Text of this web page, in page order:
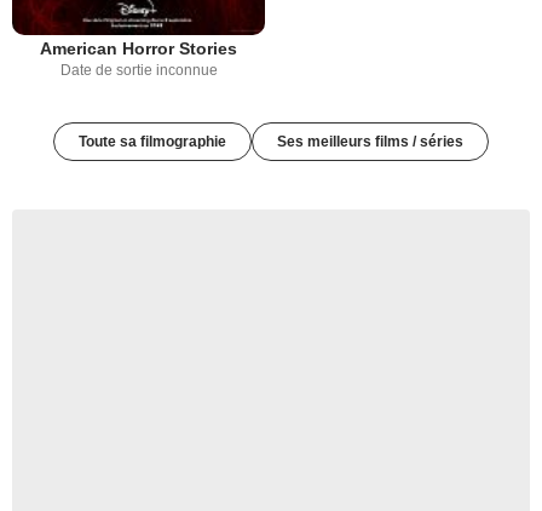
American Horror Stories
Date de sortie inconnue
Toute sa filmographie Ses meilleurs films / séries